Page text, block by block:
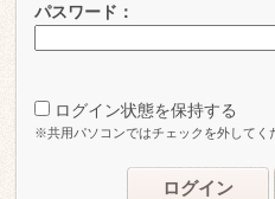
パスワード：
ログイン状態を保持する
※共用パソコンではチェックを外してく
ログイン